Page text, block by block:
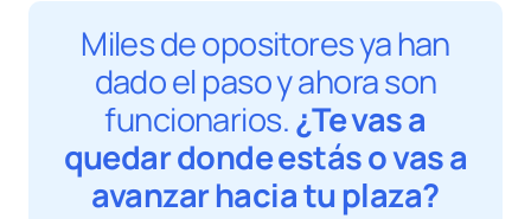
Miles de opositores ya han
dado el paso y ahora son
funcionarios.¿Te vas a
quedar donde estás o vas a
avanzar hacia tu plaza?